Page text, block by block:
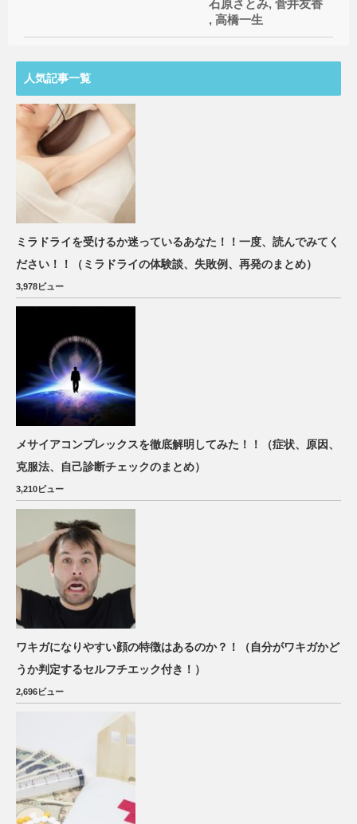
石原さとみ, 菅井友香
, 高橋一生
人気記事一覧
ミラドライを受けるか迷っているあなた！！一度、読んでみてく
ださい！！（ミラドライの体験談、失敗例、再発のまとめ）
3,978ビュー
メサイアコンプレックスを徹底解明してみた！！（症状、原因、
克服法、自己診断チェックのまとめ）
3,210ビュー
ワキガになりやすい顔の特徴はあるのか？！（自分がワキガかど
うか判定するセルフチエック付き！）
2,696ビュー